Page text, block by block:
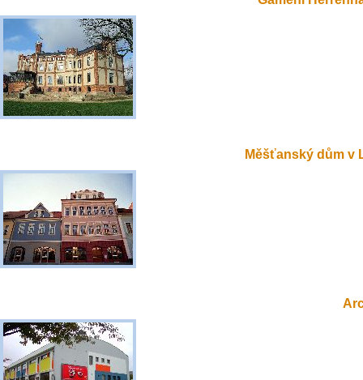
Měšťanský dům v